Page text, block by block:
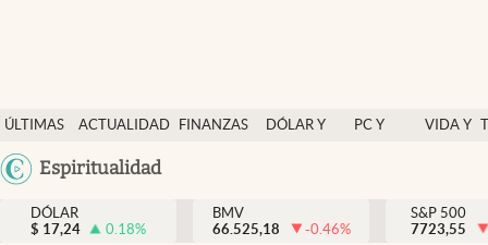
ÚLTIMAS
NOTICIAS
ACTUALIDAD
FINANZAS
DÓLAR Y
PC Y
VIDA Y
México
Espiritualidad
Actualidad
Finanzas y economía
Dólar y mercados
DÓLAR
$ 17,24 0.18%
BMV
66.525,18
-0.46%
S&P 500
7723,55